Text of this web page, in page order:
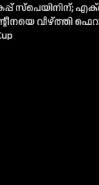
സ്പെയിനിന്;
വീഴ്ത്തി